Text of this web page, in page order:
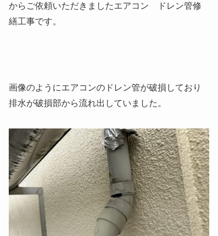
からご依頼いただきましたエアコン ドレン管修
繕工事です。
画像のようにエアコンのドレン管が破損しており
排水が破損部から流れ出していました。